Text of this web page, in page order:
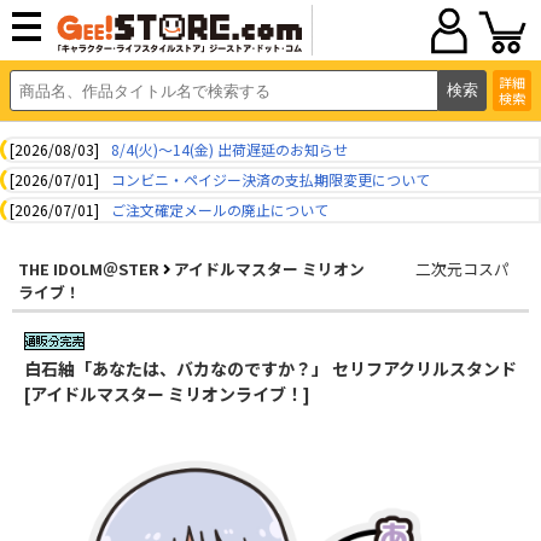
詳細
検索
[2026/08/03]
8/4(火)～14(金) 出荷遅延のお知らせ
[2026/07/01]
コンビニ・ペイジー決済の支払期限変更について
[2026/07/01]
ご注文確定メールの廃止について
THE IDOLM＠STER
アイドルマスター ミリオン
ライブ！
二次元コスパ
白石紬「あなたは、バカなのですか？」 セリフアクリルスタンド
[アイドルマスター ミリオンライブ！]